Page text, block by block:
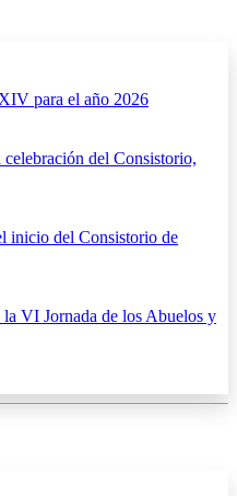
para el año 2026
del Consistorio,
inicio del Consistorio de
VI Jornada de los Abuelos y